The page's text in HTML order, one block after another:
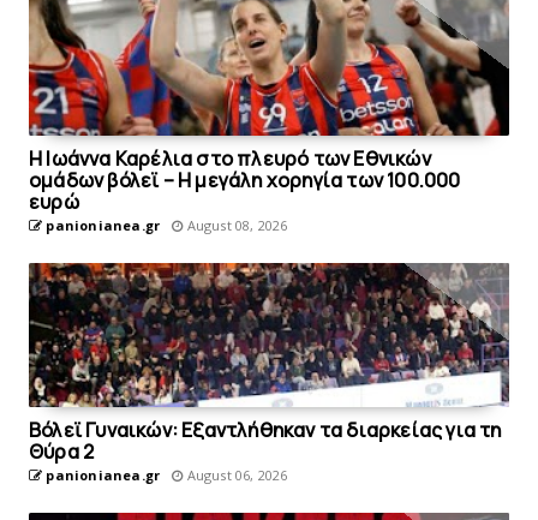
Η Ιωάννα Καρέλια στο πλευρό των Εθνικών
ομάδων βόλεϊ – H μεγάλη χορηγία των 100.000
ευρώ
panionianea.gr August 08, 2026
Bόλεϊ Γυναικών: Εξαντλήθηκαν τα διαρκείας για τη
Θύρα 2
panionianea.gr August 06, 2026